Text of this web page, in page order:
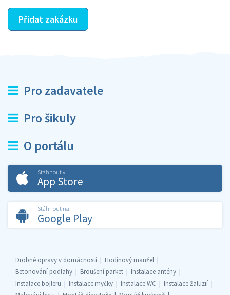
Přidat zakázku
Pro zadavatele
Pro šikuly
O portálu
Stáhnout v
App Store
Stáhnout na
Google Play
Drobné opravy v domácnosti
Hodinový manžel
Betonování podlahy
Broušení parket
Instalace antény
Instalace bojleru
Instalace myčky Instalace WC
Instalace žaluzií